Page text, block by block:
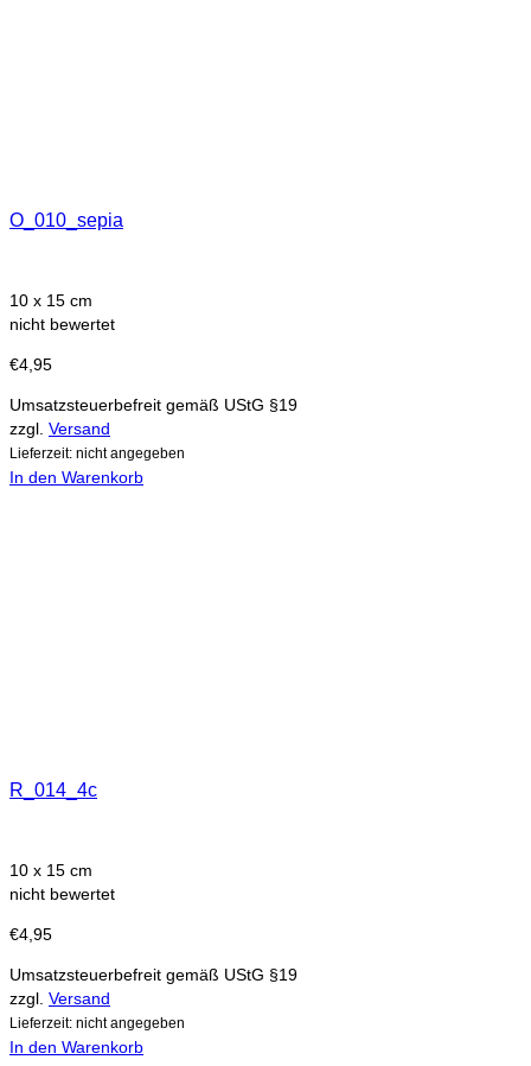
O_010_sepia
10 x 15 cm
nicht bewertet
€4,95
Umsatzsteuerbefreit gemäß UStG §19
zzgl. Versand
Lieferzeit: nicht angegeben
In den Warenkorb
R_014_4c
10 x 15 cm
nicht bewertet
€4,95
Umsatzsteuerbefreit gemäß UStG §19
zzgl. Versand
Lieferzeit: nicht angegeben
In den Warenkorb